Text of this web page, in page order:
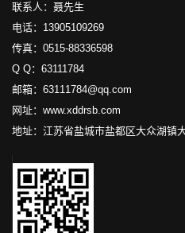
联系人：聂先生
电话：13905109269
传真：0515-88336598
Q Q：63111784
邮箱：63111784@qq.com
网址：www.xddrsb.com
地址：江苏省盐城市盐都区大众湖镇